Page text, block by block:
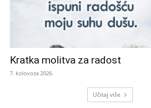
Kratka molitva za radost
7. kolovoza 2026.
Učitaj više